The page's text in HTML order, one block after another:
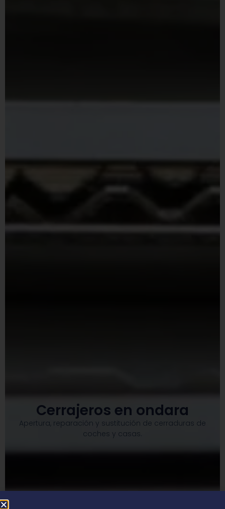
Cerrajeros en ondara
Apertura, reparación y sustitución de cerraduras de
coches y casas.​